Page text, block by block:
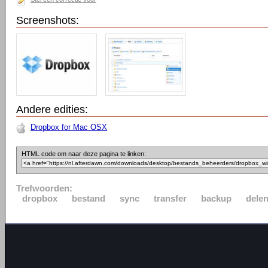
Screenshots:
Andere edities:
Dropbox for Mac OSX
HTML code om naar deze pagina te linken:
Trefwoorden:
dropbox
bestand sync transfer backup delen